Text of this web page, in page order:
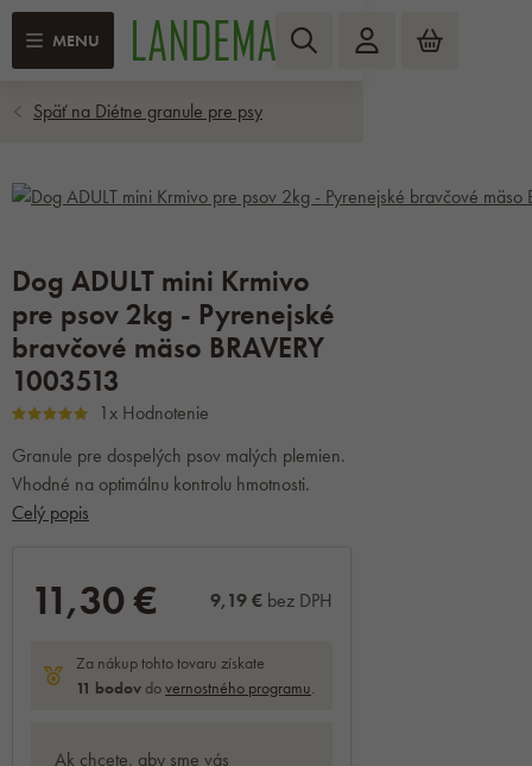
MENU
Dog ADULT mini Krmivo
pre psov 2kg - Pyrenejské
bravčové mäso BRAVERY
1003513
1x Hodnotenie
Granule pre dospelých psov malých plemien.
Vhodné na optimálnu kontrolu hmotnosti.
Celý popis
11,30 € 9,19 € bez DPH
Za nákup tohto tovaru získate
11 bodov dovernostného programu.
Ak chcete, aby sme vás